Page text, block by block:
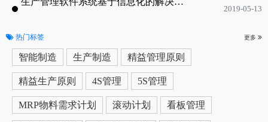
2019-05-13
热门标签 更多
智能制造 生产制造 精益管理原则
精益生产原则 4S管理 5S管理
MRP物料需求计划 滚动计划 看板管理